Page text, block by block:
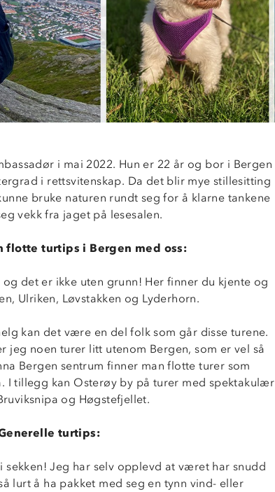
i mai 2022. Hun er 22 år og bor i Bergen
i rettsvitenskap. Da det blir mye stillesitting
bruke naturen rundt seg for å klarne tankene
vekk fra jaget på lesesalen.
flotte turtips i Bergen med oss:
det er ikke uten grunn! Her finner du kjente og
Ulriken, Løvstakken og Lyderhorn.
kan det være en del folk som går disse turene.
jeg noen turer litt utenom Bergen, som er vel så
Bergen sentrum finner man flotte turer som
I tillegg kan Osterøy by på turer med spektakulær
og Høgstefjellet.
turtips:
sekken! Jeg har selv opplevd at været har snudd
lurt å ha pakket med seg en tynn vind- eller